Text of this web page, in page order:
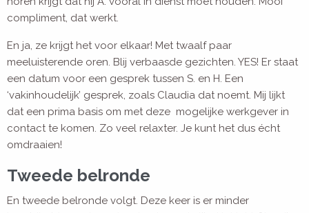
compliment, dat werkt.
En ja, ze krijgt het voor elkaar! Met twaalf paar
meeluisterende oren. Blij verbaasde gezichten. YES! Er staat
een datum voor een gesprek tussen S. en H. Een
‘vakinhoudelijk’ gesprek, zoals Claudia dat noemt. Mij lijkt
dat een prima basis om met deze mogelijke werkgever in
contact te komen. Zo veel relaxter. Je kunt het dus écht
omdraaien!
Tweede belronde
En tweede belronde volgt. Deze keer is er minder